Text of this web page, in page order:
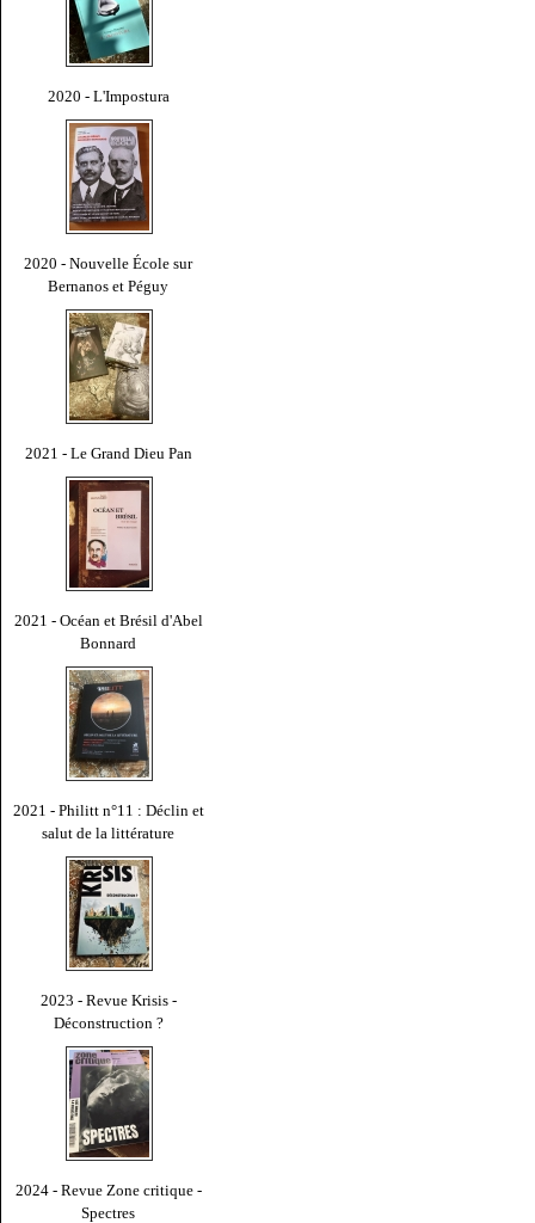
2020 - L'Impostura
2020 - Nouvelle École sur
Bernanos et Péguy
2021 - Le Grand Dieu Pan
2021 - Océan et Brésil d'Abel
Bonnard
2021 - Philitt n°11 : Déclin et
salut de la littérature
2023 - Revue Krisis -
Déconstruction ?
2024 - Revue Zone critique -
Spectres